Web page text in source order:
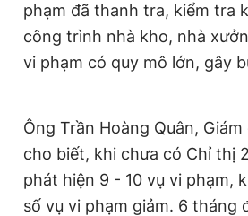
phạm đã thanh tra, kiểm tra
công trình nhà kho, nhà
vi phạm có quy mô lớn, gây
Ông Trần Hoàng Quân,
cho biết, khi chưa có Chỉ thị
phát hiện 9 - 10 vụ vi phạm,
số vụ vi phạm giảm. 6 tháng